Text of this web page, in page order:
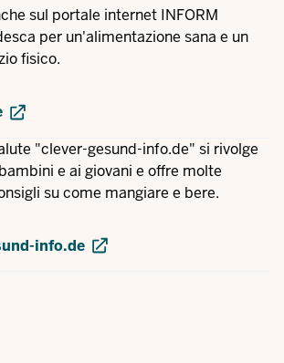
sul portale internet INFORM
per un'alimentazione sana e un
fisico.
"clever-gesund-info.de" si rivolge
e ai giovani e offre molte
su come mangiare e bere.
info.de